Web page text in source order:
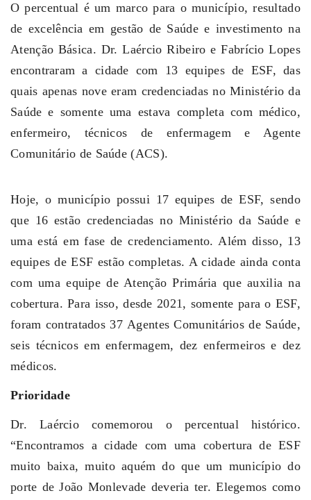
O percentual é um marco para o município, resultado
de excelência em gestão de Saúde e investimento na
Atenção Básica. Dr. Laércio Ribeiro e Fabrício Lopes
encontraram a cidade com 13 equipes de ESF, das
quais apenas nove eram credenciadas no Ministério da
Saúde e somente uma estava completa com médico,
enfermeiro, técnicos de enfermagem e Agente
Comunitário de Saúde (ACS).
Hoje, o município possui 17 equipes de ESF, sendo
que 16 estão credenciadas no Ministério da Saúde e
uma está em fase de credenciamento. Além disso, 13
equipes de ESF estão completas. A cidade ainda conta
com uma equipe de Atenção Primária que auxilia na
cobertura. Para isso, desde 2021, somente para o ESF,
foram contratados 37Agentes Comunitários de Saúde,
seis técnicos em enfermagem, dez enfermeiros e dez
médicos.
Prioridade
Dr. Laércio comemorou o percentual histórico.
“Encontramos a cidade com uma cobertura de ESF
muito baixa, muito aquém do que um município do
porte de João Monlevade deveria ter. Elegemos como